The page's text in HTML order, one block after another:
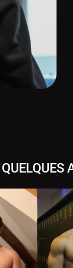
QUELQUES